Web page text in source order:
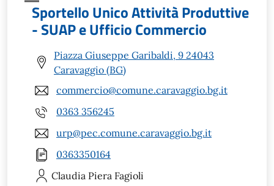
Sportello Unico Attività Produttive
- SUAP e Ufficio Commercio
Piazza Giuseppe Garibaldi, 9 24043
Caravaggio (BG)
commercio@comune.caravaggio.bg.it
0363 356245
urp@pec.comune.caravaggio.bg.it
0363350164
Claudia Piera Fagioli